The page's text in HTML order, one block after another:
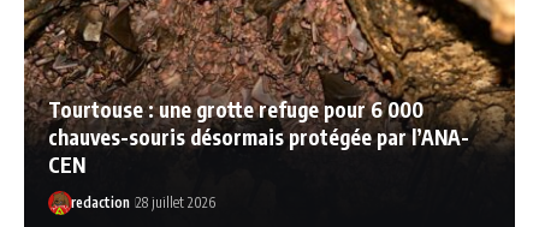
Tourtouse : une grotte refuge pour 6 000
chauves-souris désormais protégée par l’ANA-
CEN
redaction 28 juillet 2026